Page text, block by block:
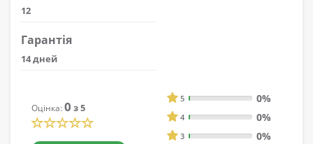
12
Гарантія
14 дней
Оцінка:0 з 5
5 0%
4 0%
3 0%